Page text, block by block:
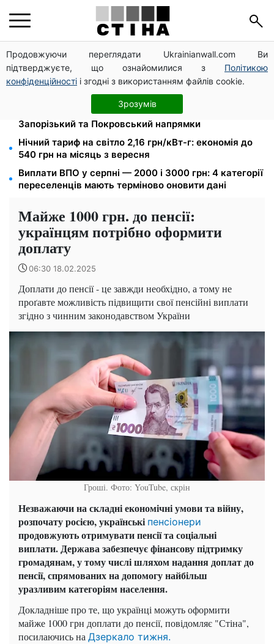
Продовжуючи переглядати Ukrainianwall.com Ви
підтверджуєте, що ознайомилися з Політикою
конфіденційності і згодні з використанням файлів cookie.
Зрозумів
Новий знак на центральній вулиці: водіям
вантажівок заборонили зупинку — штраф до 680
грн
Мавіки, зарядні станції та апарати для реанімації:
Християнський корпус передав вантаж на
Запорізький та Покровський напрямки
Нічний тариф на світло 2,16 грн/кВт-г: економія до
540 грн на місяць з вересня
Виплати ВПО у серпні — 2000 і 3000 грн: 4 категорії
переселенців мають терміново оновити дані
Майже 1000 грн. до пенсії:
українцям потрібно оформити
доплату
06:30 18.02.2025
Доплати до пенсії - це завжди необхідно, а тому не
проґавте можливість підвищити свої пенсійні виплати
згідно з чинним законодавством України
Гроші. Фото: YouTube, скрін
Незважаючи на складні економічні умови та війну,
розпочату росією, українські пенсіонери
продовжують отримувати пенсії та соціальні
виплати. Держава забезпечує фінансову підтримку
громадянам, у тому числі шляхом надання доплат до
пенсії, спрямованих на допомогу найбільш
уразливим категоріям населення.
Докладніше про те, що українці можуть оформити
майже 1000 грн доплати до пенсії, повідомляє "Стіна",
посилаючись на Дзеркало тижня.